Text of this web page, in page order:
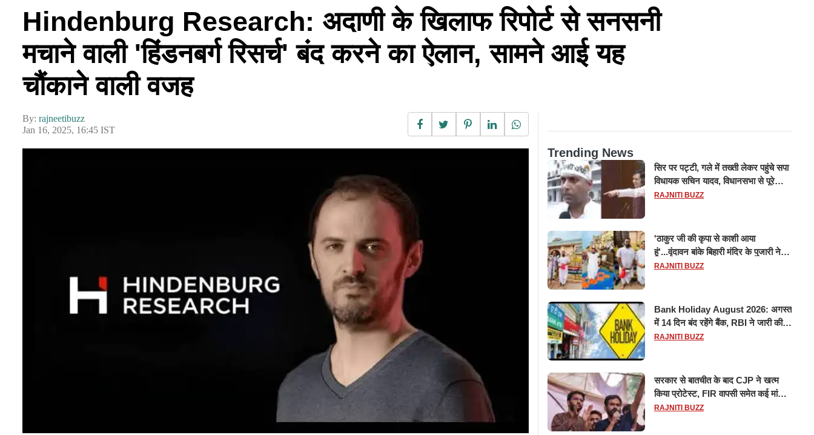
Hindenburg Research: अदाणी के खिलाफ रिपोर्ट से सनसनी
मचाने वाली 'हिंडनबर्ग रिसर्च' बंद करने का ऐलान, सामने आई यह
चौंकाने वाली वजह
By: rajneetibuzz
Jan 16, 2025, 16:45 IST
Trending News
सिर पर पट्टी, गले में तख्ती लेकर पहुंचे सपा
विधायक सचिन यादव, विधानसभा से पूरे
मानसून सत्र के लिए किया गया निलंबित
RAJNITI BUZZ
'ठाकुर जी की कृपा से काशी आया
हूं'...वृंदावन बांके बिहारी मंदिर के पुजारी ने
किया श्री काशी विश्वनाथ का जलाभिषेक
RAJNITI BUZZ
Bank Holiday August 2026: अगस्त
में 14 दिन बंद रहेंगे बैंक, RBI ने जारी की
छुट्टियों की लिस्ट​​​​​​​
RAJNITI BUZZ
सरकार से बातचीत के बाद CJP ने खत्म
किया प्रोटेस्ट, FIR वापसी समेत कई मांगों
पर बनी सहमति
RAJNITI BUZZ